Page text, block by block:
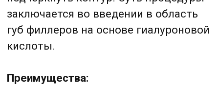
Естественный и гармоничный
результат
Возможность скорректировать
асимметрию
внешнего вида губ